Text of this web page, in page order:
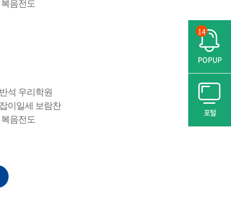
POPUP
14
포털
음전도
석 우리학원
이일세 보람찬
음전도